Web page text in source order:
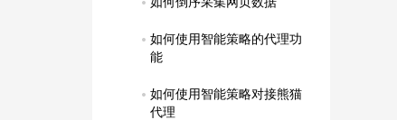
如何使用智能策略的代理功
能
如何使用智能策略对接熊猫
代理